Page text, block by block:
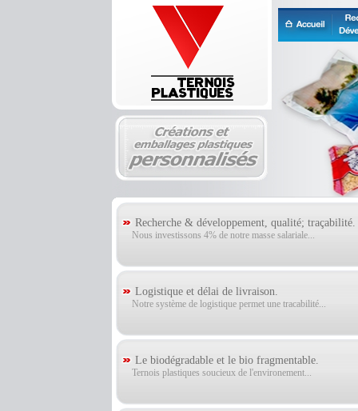
Recherche & développement, qualité; traçabilité.
Nous investissons 4% de notre masse salariale...
Logistique et délai de livraison.
Notre système de logistique permet une tracabilité...
Le biodégradable et le bio fragmentable.
Ternois plastiques soucieux de l'environement...